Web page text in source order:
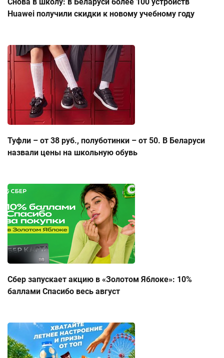
Huawei получили скидки к новому учебному году
Туфли – от 38 руб., полуботинки – от 50. В Беларуси
назвали цены на школьную обувь
Сбер запускает акцию в «Золотом Яблоке»: 10%
баллами Спасибо весь август